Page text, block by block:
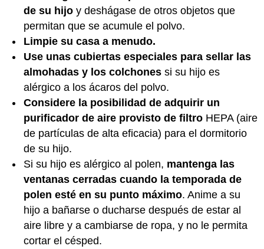
de su hijo y deshágase de otros objetos que
permitan que se acumule el polvo.
Limpie su casa a menudo.
Use unas cubiertas especiales para sellar las
almohadas y los colchones si su hijo es
alérgico a los ácaros del polvo.
Considere la posibilidad de adquirir un
purificador de aire provisto de filtro HEPA (aire
de partículas de alta eficacia) para el dormitorio
de su hijo.
Si su hijo es alérgico al polen, mantenga las
ventanas cerradas cuando la temporada de
polen esté en su punto máximo. Anime a su
hijo a bañarse o ducharse después de estar al
aire libre y a cambiarse de ropa, y no le permita
cortar el césped.